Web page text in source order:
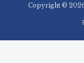
Copyright © 2026